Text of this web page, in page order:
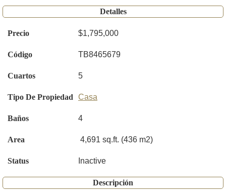
Detalles
Precio $1,795,000
Código TB8465679
Cuartos 5
Tipo De Propiedad Casa
Baños 4
Area 4,691 sq.ft. (436 m2)
Status Inactive
Descripción